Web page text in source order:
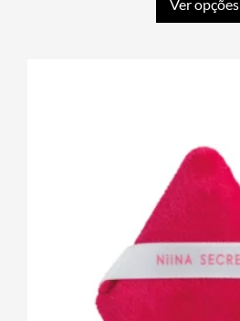
Ver opções